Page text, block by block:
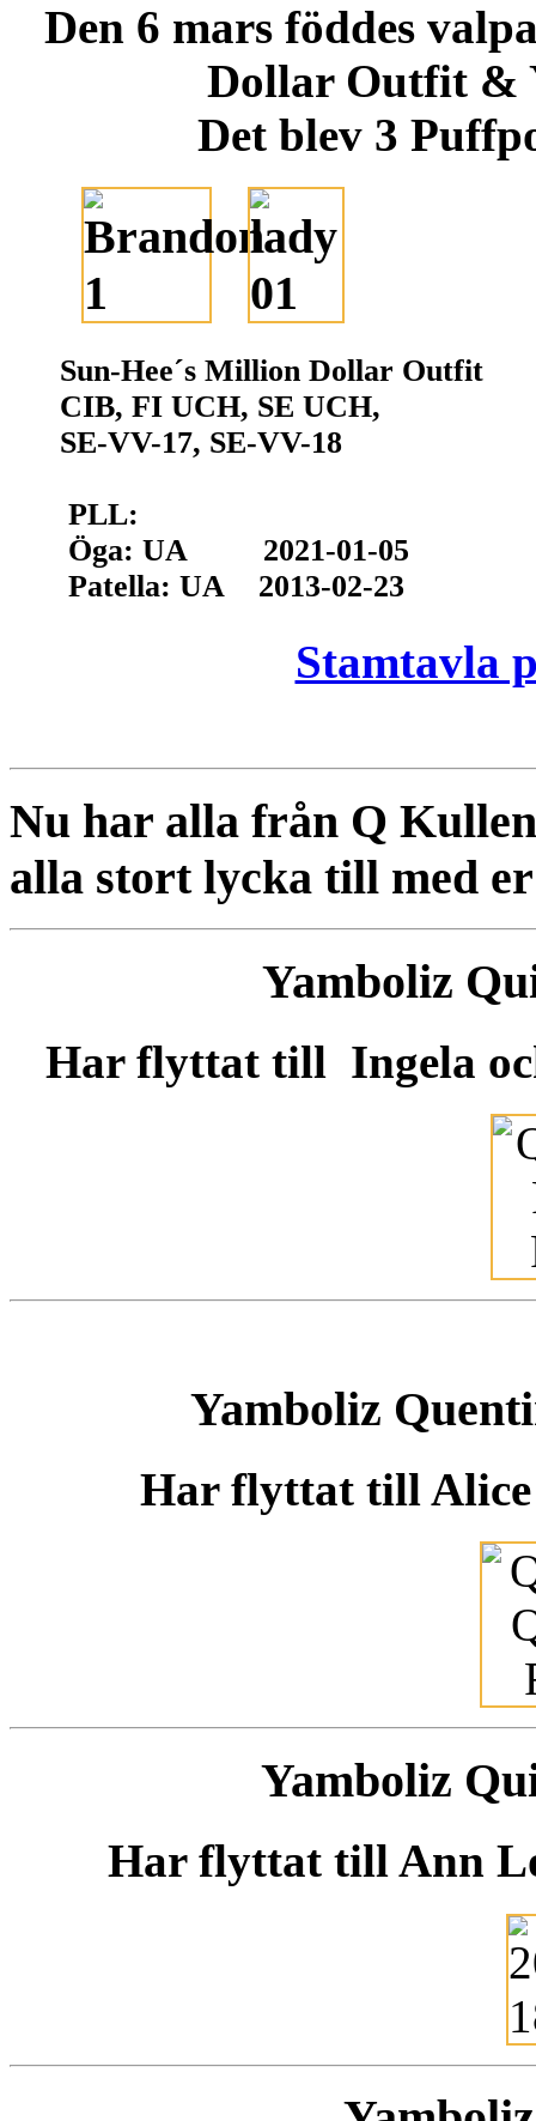
Den 6 mars föddes
Dollar Outfit &
Det blev 3
Sun-Hee´s Million Dollar Outfit
CIB, FI UCH, SE UCH,
SE-VV-17, SE-VV-18
PLL: PLL:
Öga: UA 2021-01-05
Patella: UA 2013-02-23
Stamtavla
Nu har alla från Q
alla stort lycka till med
Yamboliz
Har flyttat till Ingela
Yamboliz
Har flyttat till Alice
Yamboliz
Har flyttat till Ann